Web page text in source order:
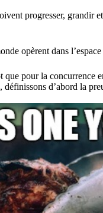
progresser, grandir
opèrent dans
pour la concurrence
définissons d’abord la